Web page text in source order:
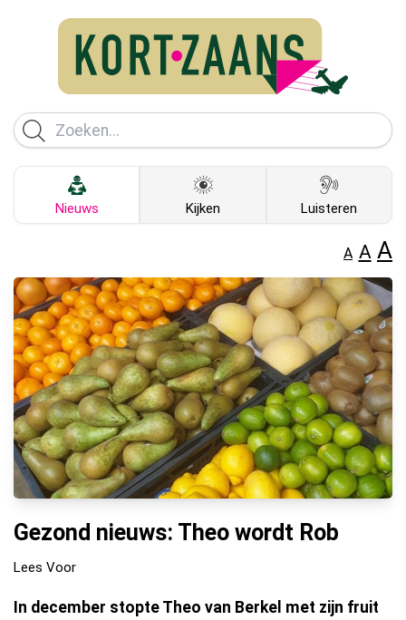
Nieuws Kijken Luisteren
A A A
Gezond nieuws: Theo wordt Rob
Lees Voor
In december stopte Theo van Berkel met zijn fruit